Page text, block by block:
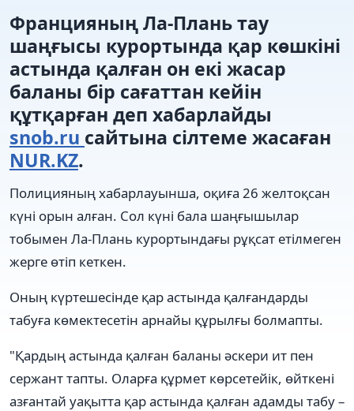
Францияның Ла-Плань тау
шаңғысы курортында қар көшкіні
астында қалған он екі жасар
баланы бір сағаттан кейін
құтқарған деп хабарлайды
snob.ru сайтына сілтеме жасаған
NUR.KZ.
Полицияның хабарлауынша, оқиға 26 желтоқсан
күні орын алған. Сол күні бала шаңғышылар
тобымен Ла-Плань курортындағы рұқсат етілмеген
жерге өтіп кеткен.
Оның күртешесінде қар астында қалғандарды
табуға көмектесетін арнайы құрылғы болмапты.
"Қардың астында қалған баланы әскери ит пен
сержант тапты. Оларға құрмет көрсетейік, өйткені
азғантай уақытта қар астында қалған адамды табу –